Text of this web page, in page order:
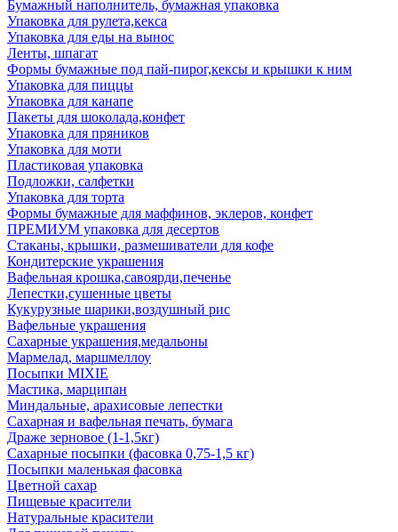
Бумажный наполнитель, бумажная упаковка
Упаковка для рулета,кекса
Упаковка для еды на вынос
Ленты, шпагат
Формы бумажные под пай-пирог,кексы и крышки к ним
Упаковка для пиццы
Упаковка для канапе
Пакеты для шоколада,конфет
Упаковка для пряников
Упаковка для моти
Пластиковая упаковка
Подложки, салфетки
Упаковка для торта
Формы бумажные для маффинов, эклеров, конфет
ПРЕМИУМ упаковка для десертов
Стаканы, крышки, размешиватели для кофе
Кондитерские украшения
Вафельная крошка,савоярди,печенье
Лепестки,сушенные цветы
Кукурузные шарики,воздушный рис
Вафельные украшения
Сахарные украшения,медальоны
Мармелад, маршмеллоу
Посыпки MIXIE
Мастика, марципан
Миндальные, арахисовые лепестки
Сахарная и вафельная печать, бумага
Драже зерновое (1-1,5кг)
Сахарные посыпки (фасовка 0,75-1,5 кг)
Посыпки маленькая фасовка
Цветной сахар
Пищевые красители
Натуральные красители